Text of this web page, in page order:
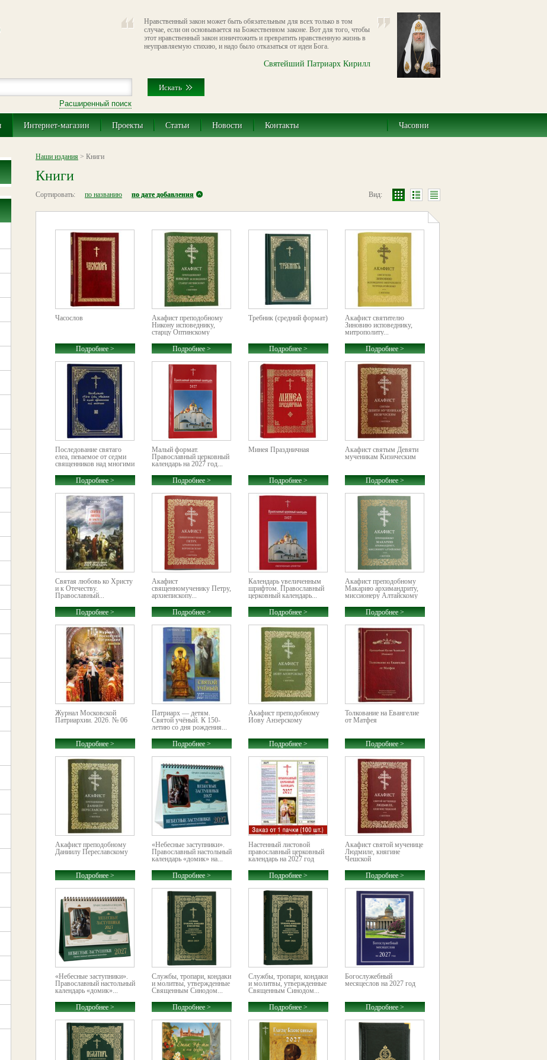
Нравственный закон может быть обязательным для всех только в том
случае, если он основывается на Божественном законе. Вот для того, чтобы
этот нравственный закон изничтожить и превратить нравственную жизнь в
неуправляемую стихию, и надо было отказаться от идеи Бога.
Святейший Патриарх Кирилл
Расширенный поиск
Интернет-магазин Проекты Статьи Новости Контакты Часовни
Наши издания > Книги
Книги
Сортировать: Вид:
по названию по дате добавления
Часослов
Подробнее >
Акафист преподобному
Никону исповеднику,
старцу Оптинскому
Подробнее >
Требник (средний формат)
Подробнее >
Акафист святителю
Зиновию исповеднику,
митрополиту...
Подробнее >
Последование святаго
елеа, певаемое от седми
священников над многими
Подробнее >
Малый формат.
Православный церковный
календарь на 2027 год...
Подробнее >
Минея Праздничная
Подробнее >
Акафист святым Девяти
мученикам Кизическим
Подробнее >
Святая любовь ко Христу
и к Отечеству.
Православный...
Подробнее >
Акафист
священномученику Петру,
архиепископу...
Подробнее >
Календарь увеличенным
шрифтом. Православный
церковный календарь...
Подробнее >
Акафист преподобному
Макарию архимандриту,
миссионеру Алтайскому
Подробнее >
Журнал Московской
Патриархии. 2026. № 06
Подробнее >
Патриарх — детям.
Святой учёный. К 150-
летию со дня рождения...
Подробнее >
Акафист преподобному
Иову Анзерскому
Подробнее >
Толкование на Евангелие
от Матфея
Подробнее >
Акафист преподобному
Даниилу Переславскому
Подробнее >
«Небесные заступники».
Православный настольный
календарь «домик» на...
Подробнее >
Настенный листовой
православный церковный
календарь на 2027 год
Подробнее >
Акафист святой мученице
Людмиле, княгине
Чешской
Подробнее >
«Небесные заступники».
Православный настольный
календарь «домик»...
Подробнее >
Службы, тропари, кондаки
и молитвы, утвержденные
Священным Синодом...
Подробнее >
Службы, тропари, кондаки
и молитвы, утвержденные
Священным Синодом...
Подробнее >
Богослужебный
месяцеслов на 2027 год
Подробнее >